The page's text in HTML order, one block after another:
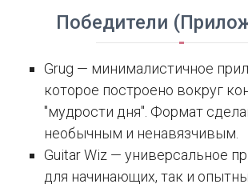
Победители
Grug — минималистичное
которое построено вокруг
"мудрости дня". Формат
необычным и ненавязчивым.
Guitar Wiz — универсальное
для начинающих, так и